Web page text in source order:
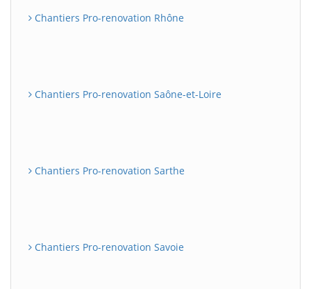
Chantiers Pro-renovation Rhône
Chantiers Pro-renovation Saône-et-Loire
Chantiers Pro-renovation Sarthe
Chantiers Pro-renovation Savoie